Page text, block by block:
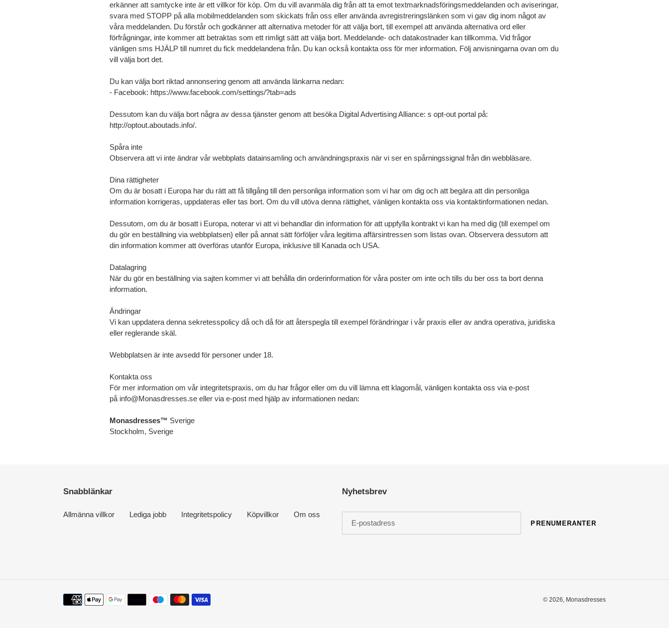
erkänner att samtycke inte är ett villkor för köp. Om du vill avanmäla dig från att ta emot textmarknadsföringsmeddelanden och aviseringar,
svara med STOPP på alla mobilmeddelanden som skickats från oss eller använda avregistreringslänken som vi gav dig inom något av
våra meddelanden. Du förstår och godkänner att alternativa metoder för att välja bort, till exempel att använda alternativa ord eller
förfrågningar, inte kommer att betraktas som ett rimligt sätt att välja bort. Meddelande- och datakostnader kan tillkomma. Vid frågor
vänligen sms HJÄLP till numret du fick meddelandena från. Du kan också kontakta oss för mer information. Följ anvisningarna ovan om du
vill välja bort det.
Du kan välja bort riktad annonsering genom att använda länkarna nedan:
- Facebook: https://www.facebook.com/settings/?tab=ads
Dessutom kan du välja bort några av dessa tjänster genom att besöka Digital Advertising Alliance: s opt-out portal på:
http://optout.aboutads.info/.
Spåra inte
Observera att vi inte ändrar vår webbplats datainsamling och användningspraxis när vi ser en spårningssignal från din webbläsare.
Dina rättigheter
Om du är bosatt i Europa har du rätt att få tillgång till den personliga information som vi har om dig och att begära att din personliga
information korrigeras, uppdateras eller tas bort. Om du vill utöva denna rättighet, vänligen kontakta oss via kontaktinformationen nedan.
Dessutom, om du är bosatt i Europa, noterar vi att vi behandlar din information för att uppfylla kontrakt vi kan ha med dig (till exempel om
du gör en beställning via webbplatsen) eller på annat sätt förföljer våra legitima affärsintressen som listas ovan. Observera dessutom att
din information kommer att överföras utanför Europa, inklusive till Kanada och USA.
Datalagring
När du gör en beställning via sajten kommer vi att behålla din orderinformation för våra poster om inte och tills du ber oss ta bort denna
information.
Ändringar
Vi kan uppdatera denna sekretesspolicy då och då för att återspegla till exempel förändringar i vår praxis eller av andra operativa, juridiska
eller reglerande skäl.
Webbplatsen är inte avsedd för personer under 18.
Kontakta oss
För mer information om vår integritetspraxis, om du har frågor eller om du vill lämna ett klagomål, vänligen kontakta oss via e-post
på info@Monasdresses.se eller via e-post med hjälp av informationen nedan:
Monasdresses™ Sverige
Stockholm, Sverige
Snabblänkar
Allmänna villkor Lediga jobb Integritetspolicy Köpvillkor Om oss
Nyhetsbrev
PRENUMERANTER
Betalningsmetoder © 2026, Monasdresses